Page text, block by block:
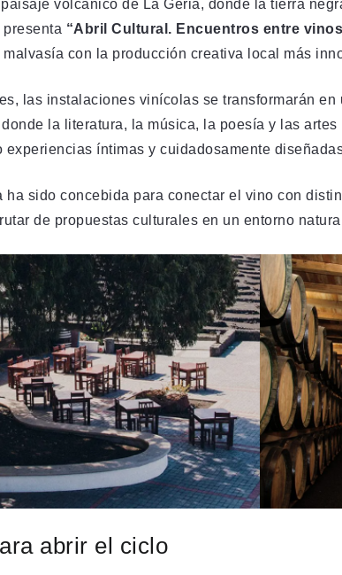
volcánico de La Geria, donde la tierra
presenta “Abril Cultural. Encuentros entre
con la producción creativa local más
las instalaciones vinícolas se transformarán
la literatura, la música, la poesía y las
experiencias íntimas y cuidadosamente
ha sido concebida para conectar el vino con
de propuestas culturales en un entorno
abrir el ciclo